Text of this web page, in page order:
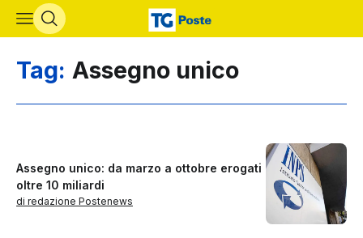
Vai al contenuto principale
Tag: Assegno unico
Assegno unico: da marzo a ottobre erogati
oltre 10 miliardi
di redazione Postenews